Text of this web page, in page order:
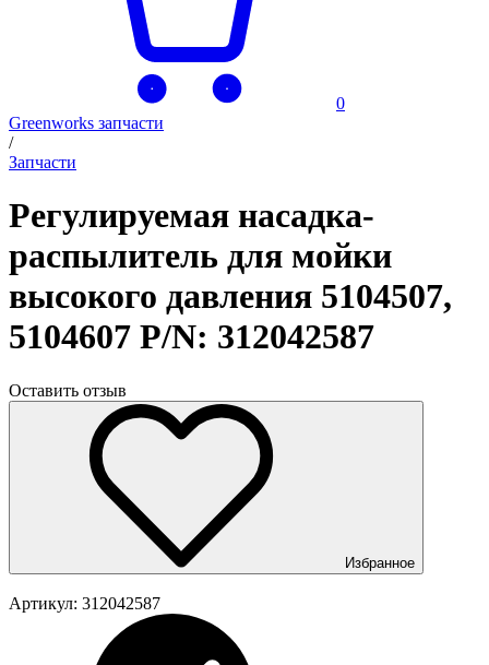
0
Greenworks запчасти
/
Запчасти
Регулируемая насадка-
распылитель для мойки
высокого давления 5104507,
5104607 P/N: 312042587
Оставить отзыв
Избранное
Артикул: 312042587